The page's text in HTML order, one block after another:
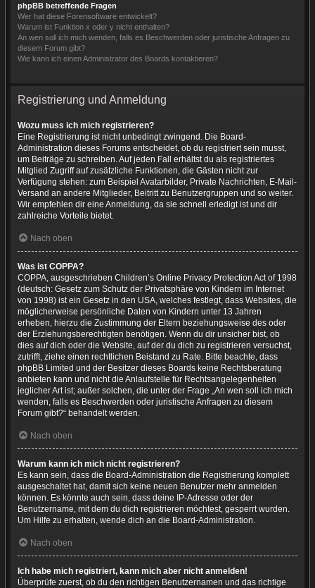
phpBB betreffende Fragen
Wer hat diese Forensoftware entwickelt?
Warum ist Funktion x oder y nicht enthalten?
An wen soll ich mich wenden, falls es Beschwerden oder juristische Anfragen zu
diesem Forum gibt?
Wie kann ich einen Administrator des Boards kontaktieren?
Registrierung und Anmeldung
Wozu muss ich mich registrieren?
Eine Registrierung ist nicht unbedingt zwingend. Die Board-
Administration dieses Forums entscheidet, ob du registriert sein musst,
um Beiträge zu schreiben. Auf jeden Fall erhältst du als registriertes
Mitglied Zugriff auf zusätzliche Funktionen, die Gästen nicht zur
Verfügung stehen: zum Beispiel Avatarbilder, Private Nachrichten, E-Mail-
Versand an andere Mitglieder, Beitritt zu Benutzergruppen und so weiter.
Wir empfehlen dir eine Anmeldung, da sie schnell erledigt ist und dir
zahlreiche Vorteile bietet.
Nach oben
Was ist COPPA?
COPPA, ausgeschrieben Children’s Online Privacy Protection Act of 1998
(deutsch: Gesetz zum Schutz der Privatsphäre von Kindern im Internet
von 1998) ist ein Gesetz in den USA, welches festlegt, dass Websites, die
möglicherweise persönliche Daten von Kindern unter 13 Jahren
erheben, hierzu die Zustimmung der Eltern beziehungsweise des oder
der Erziehungsberechtigten benötigen. Wenn du dir unsicher bist, ob
dies auf dich oder die Website, auf der du dich zu registrieren versuchst,
zutrifft, ziehe einen rechtlichen Beistand zu Rate. Bitte beachte, dass
phpBB Limited und der Besitzer dieses Boards keine Rechtsberatung
anbieten kann und nicht die Anlaufstelle für Rechtsangelegenheiten
jeglicher Art ist; außer solchen, die unter der Frage „An wen soll ich mich
wenden, falls es Beschwerden oder juristische Anfragen zu diesem
Forum gibt?“ behandelt werden.
Nach oben
Warum kann ich mich nicht registrieren?
Es kann sein, dass die Board-Administration die Registrierung komplett
ausgeschaltet hat, damit sich keine neuen Benutzer mehr anmelden
können. Es könnte auch sein, dass deine IP-Adresse oder der
Benutzername, mit dem du dich registrieren möchtest, gesperrt wurden.
Um Hilfe zu erhalten, wende dich an die Board-Administration.
Nach oben
Ich habe mich registriert, kann mich aber nicht anmelden!
Überprüfe zuerst, ob du den richtigen Benutzernamen und das richtige